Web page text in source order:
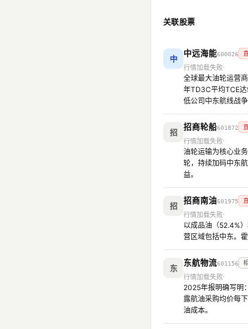
关联股票
中
中远海能600026
行情加载失败
全球最大油轮运营
年TD3C平均TCE
低公司中东航线战
招
招商轮船601872
行情加载失败
油轮运输为核心业
轮，持续加码中东
益。
招
招商南油601975
行情加载失败
以成品油（52.4%
营区域包括中东。
东
东航物流601156
行情加载失败
2025年报明确写明
露航油采购均价每
油成本。